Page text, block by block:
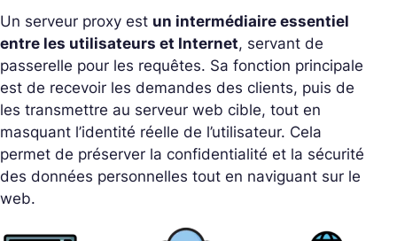
Un serveur proxy est un intermédiaire essentiel
entre les utilisateurs et Internet, servant de
passerelle pour les requêtes. Sa fonction principale
est de recevoir les demandes des clients, puis de
les transmettre au serveur web cible, tout en
masquant l’identité réelle de l’utilisateur. Cela
permet de préserver la confidentialité et la sécurité
des données personnelles tout en naviguant sur le
web.